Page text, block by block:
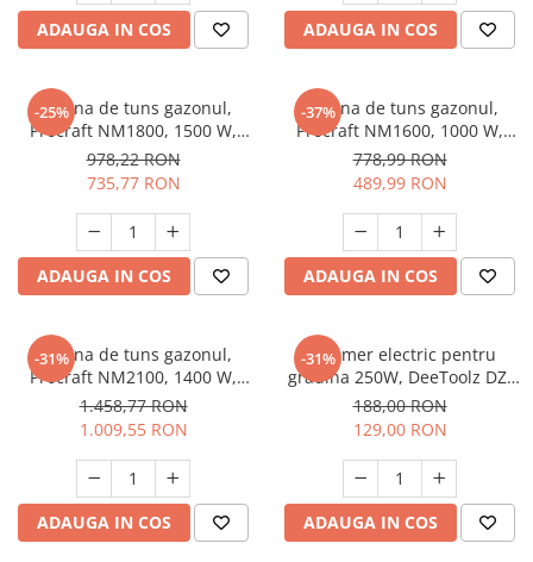
ADAUGA IN COS ADAUGA IN COS
-25%
Masina de tuns gazonul,
Procraft NM1800, 1500 W,
3500 rpm, volum cos 50L
978,22 RON
735,77 RON
ADAUGA IN COS
-37%
Masina de tuns gazonul,
Procraft NM1600, 1000 W,
3450 rpm, volum cos 30L
778,99 RON
489,99 RON
ADAUGA IN COS
-31%
Masina de tuns gazonul,
Procraft NM2100, 1400 W,
3000 rpm, volum cos 50L
1.458,77 RON
1.009,55 RON
ADAUGA IN COS
-31%
Trimmer electric pentru
gradina 250W, DeeToolz DZ-
SE124
188,00 RON
129,00 RON
ADAUGA IN COS